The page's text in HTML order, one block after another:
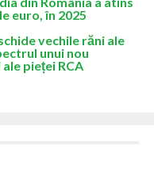
euro, în 2025
vechile răni ale
unui nou
pieței RCA